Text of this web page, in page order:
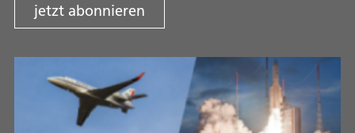
jetzt abonnieren